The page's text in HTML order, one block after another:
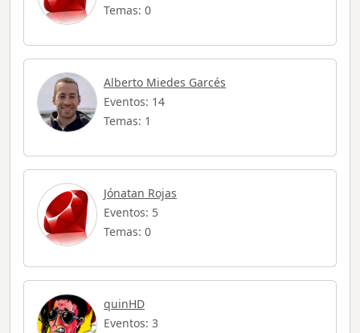
Temas: 0
Alberto Miedes Garcés
Eventos: 14
Temas: 1
Jónatan Rojas
Eventos: 5
Temas: 0
quinHD
Eventos: 3